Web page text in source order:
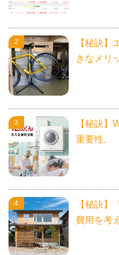
【秘訣】
きなメリ
【秘訣】
重要性。
【秘訣】
費用を考